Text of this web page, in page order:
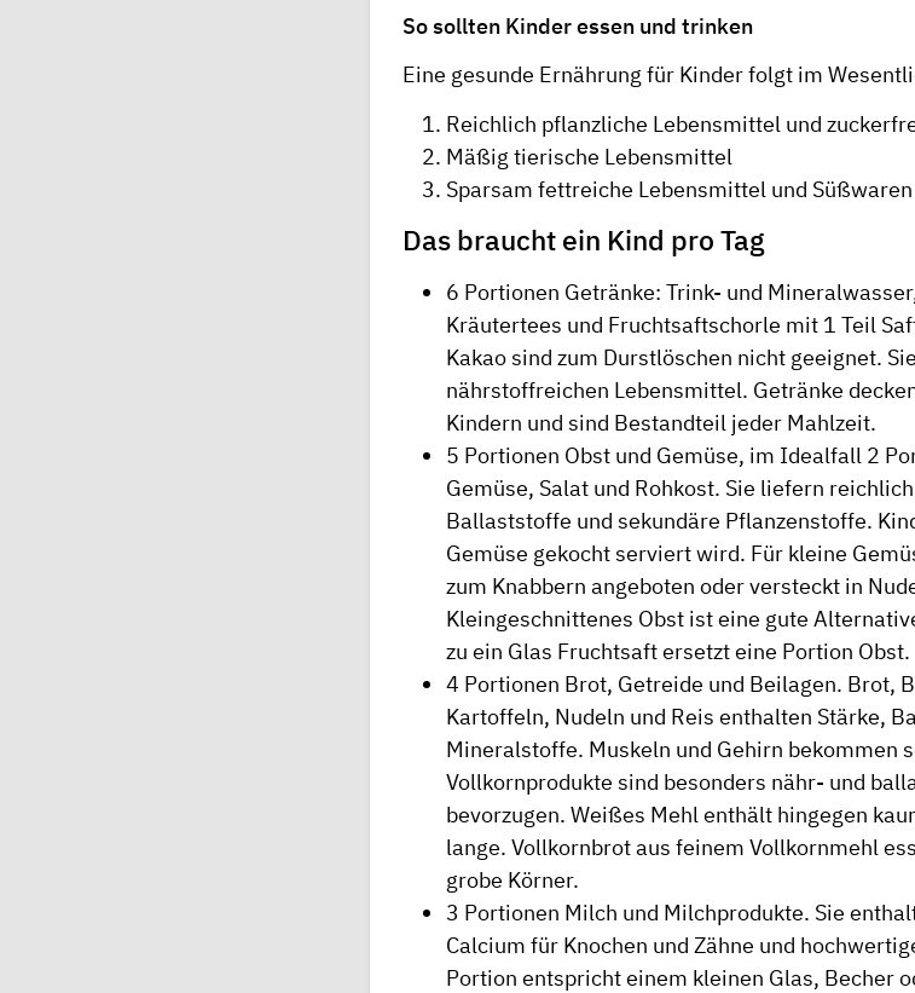
So sollten Kinder essen und trinken
Eine gesunde Ernährung für Kinder folgt im
Reichlich pflanzliche Lebensmittel und
Mäßig tierische Lebensmittel
Sparsam fettreiche Lebensmittel und Süßwaren
Das braucht ein Kind pro Tag
6 Portionen Getränke: Trink- und
Kräutertees und Fruchtsaftschorle mit 1 Teil
Kakao sind zum Durstlöschen nicht geeignet.
nährstoffreichen Lebensmittel. Getränke
Kindern und sind Bestandteil jeder Mahlzeit.
5 Portionen Obst und Gemüse, im Idealfall 2
Gemüse, Salat und Rohkost. Sie liefern
Ballaststoffe und sekundäre Pflanzenstoffe.
Gemüse gekocht serviert wird. Für kleine
zum Knabbern angeboten oder versteckt in
Kleingeschnittenes Obst ist eine gute
zu ein Glas Fruchtsaft ersetzt eine Portion Obst.
4 Portionen Brot, Getreide und Beilagen. Brot,
Kartoffeln, Nudeln und Reis enthalten Stärke,
Mineralstoffe. Muskeln und Gehirn bekommen
Vollkornprodukte sind besonders nähr- und
bevorzugen. Weißes Mehl enthält hingegen
lange. Vollkornbrot aus feinem Vollkornmehl
grobe Körner.
3 Portionen Milch und Milchprodukte. Sie
Calcium für Knochen und Zähne und
Portion entspricht einem kleinen Glas, Becher